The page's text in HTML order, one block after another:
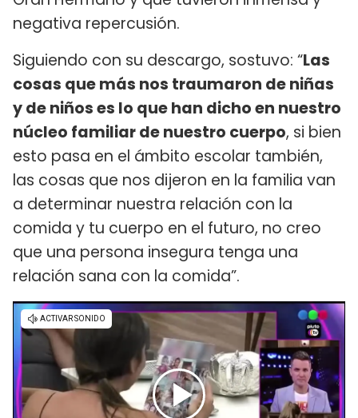
negativa repercusión.
Siguiendo con su descargo, sostuvo: “Las
cosas que más nos traumaron de niñas
y de niños es lo que han dicho en nuestro
núcleo familiar de nuestro cuerpo, si bien
esto pasa en el ámbito escolar también,
las cosas que nos dijeron en la familia van
a determinar nuestra relación con la
comida y tu cuerpo en el futuro, no creo
que una persona insegura tenga una
relación sana con la comida”.